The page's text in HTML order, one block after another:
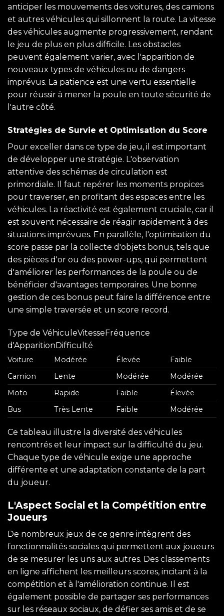
anticiper les mouvements des voitures, des camions
et autres véhicules qui sillonnent la route. La vitesse
des véhicules augmente progressivement, rendant
le jeu de plus en plus difficile. Les obstacles
peuvent également varier, avec l'apparition de
nouveaux types de véhicules ou de dangers
imprévus. La patience est une vertu essentielle
pour réussir à mener la poule en toute sécurité de
l'autre côté.
Stratégies de Survie et Optimisation du Score
Pour exceller dans ce type de jeu, il est important
de développer une stratégie. L'observation
attentive des schémas de circulation est
primordiale. Il faut repérer les moments propices
pour traverser, en profitant des espaces entre les
véhicules. La réactivité est également cruciale, car il
est souvent nécessaire de réagir rapidement à des
situations imprévues. En parallèle, l'optimisation du
score passe par la collecte d'objets bonus, tels que
des pièces d'or ou des power-ups, qui permettent
d'améliorer les performances de la poule ou de
bénéficier d'avantages temporaires. Une bonne
gestion de ces bonus peut faire la différence entre
une simple traversée et un score record.
Type de VéhiculeVitesseFréquence
d'ApparitionDifficulté
Voiture Modérée Élevée
Faible
Camion
Lente Modérée
Modérée
Moto
Rapide Faible
Élevée
Bus
Très Lente Faible Modérée
Ce tableau illustre la diversité des véhicules
rencontrés et leur impact sur la difficulté du jeu.
Chaque type de véhicule exige une approche
différente et une adaptation constante de la part
du joueur.
L'Aspect Social et la Compétition entre
Joueurs
De nombreux jeux de ce genre intègrent des
fonctionnalités sociales qui permettent aux joueurs
de se mesurer les uns aux autres. Des classements
en ligne affichent les meilleurs scores, incitant à la
compétition et à l'amélioration continue. Il est
également possible de partager ses performances
sur les réseaux sociaux, de défier ses amis et de se